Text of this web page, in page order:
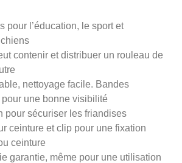
pour l’éducation, le sport et
chiens
contenir et distribuer un rouleau de
nettoyage facile. Bandes
une bonne visibilité
pour sécuriser les friandises
ceinture et clip pour une fixation
ceinture
garantie, même pour une utilisation